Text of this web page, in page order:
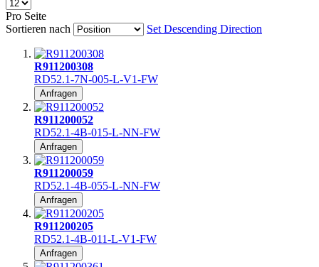
Pro Seite
Sortieren nach
Set Descending Direction
R911200308
RD52.1-7N-005-L-V1-FW
Anfragen
R911200052
RD52.1-4B-015-L-NN-FW
Anfragen
R911200059
RD52.1-4B-055-L-NN-FW
Anfragen
R911200205
RD52.1-4B-011-L-V1-FW
Anfragen